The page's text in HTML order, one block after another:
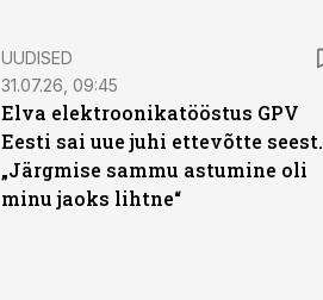
UUDISED
31.07.26, 09:45
Elva elektroonikatööstus GPV
Eesti sai uue juhi ettevõtte seest.
„Järgmise sammu astumine oli
minu jaoks lihtne“